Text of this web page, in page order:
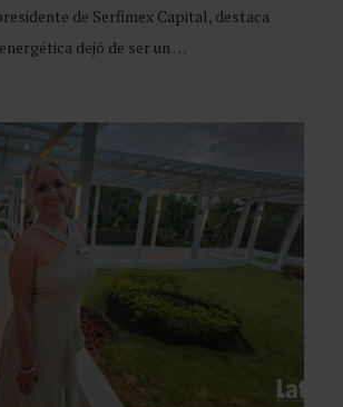
de Serfimex Capital, destaca
dejó de ser un …